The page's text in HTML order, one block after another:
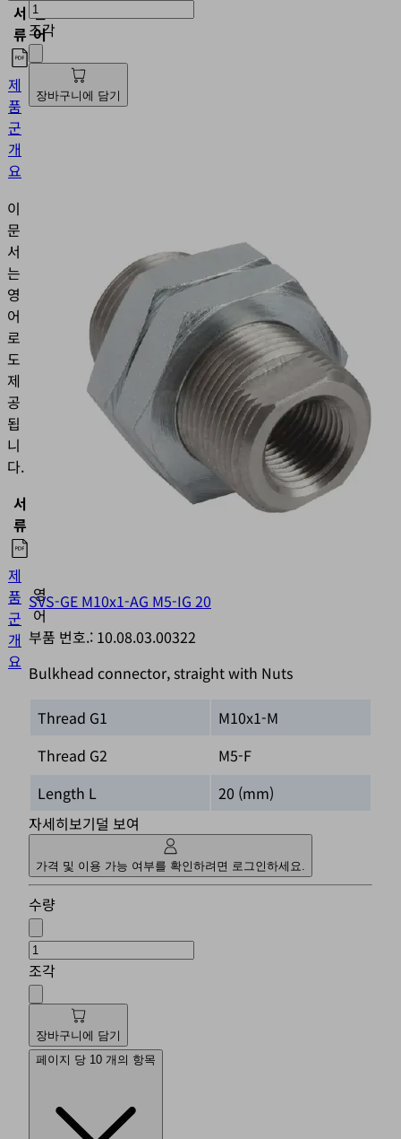
서
류
언
어
제
품
군
개
요
한
국
이
문
서
는
영
어
로
도
제
공
됩
니
다.
서
류
제
품
군
개
요
영
어
조각
장바구니에 담기
SVS-GE M10x1-AG M5-IG 20
부품 번호.: 10.08.03.00322
Bulkhead connector, straight with Nuts
Thread G1
M10x1-M
Thread G2
M5-F
Length L
20 (mm)
자세히보기덜 보여
가격 및 이용 가능 여부를 확인하려면 로그인하세요.
수량
조각
장바구니에 담기
페이지 당 10 개의 항목